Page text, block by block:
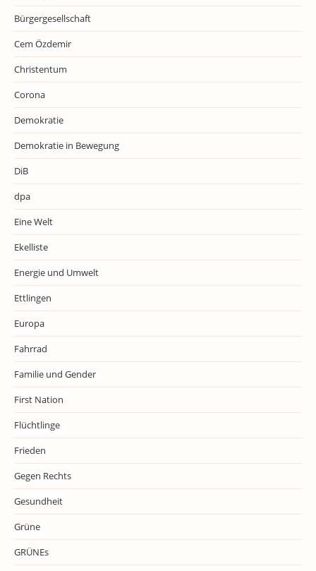
Bürgergesellschaft
Cem Özdemir
Christentum
Corona
Demokratie
Demokratie in Bewegung
DiB
dpa
Eine Welt
Ekelliste
Energie und Umwelt
Ettlingen
Europa
Fahrrad
Familie und Gender
First Nation
Flüchtlinge
Frieden
Gegen Rechts
Gesundheit
Grüne
GRÜNEs